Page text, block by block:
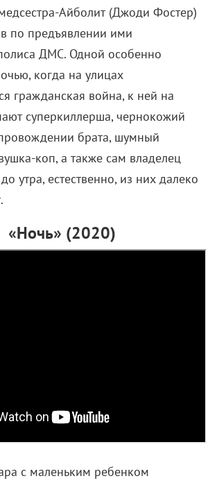
Айболит (Джоди Фостер)
по предъявлении ими
ДМС. Одной особенно
когда на улицах
гражданская война, к ней на
суперкиллерша, чернокожий
брата, шумный
коп, а также сам владелец
утра, естественно, из них далеко
«Ночь» (2020)
с маленьким ребенком